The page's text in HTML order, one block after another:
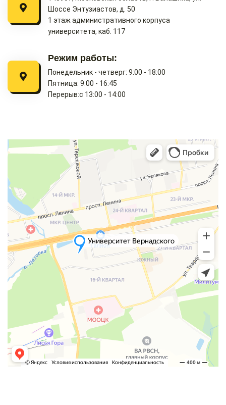
Шоссе Энтузиастов, д. 50
1 этаж административного корпуса
университета, каб. 117
Режим работы:
Понедельник - четверг: 9:00 - 18:00
Пятница: 9:00 - 16:45
Перерыв:с 13:00 - 14:00